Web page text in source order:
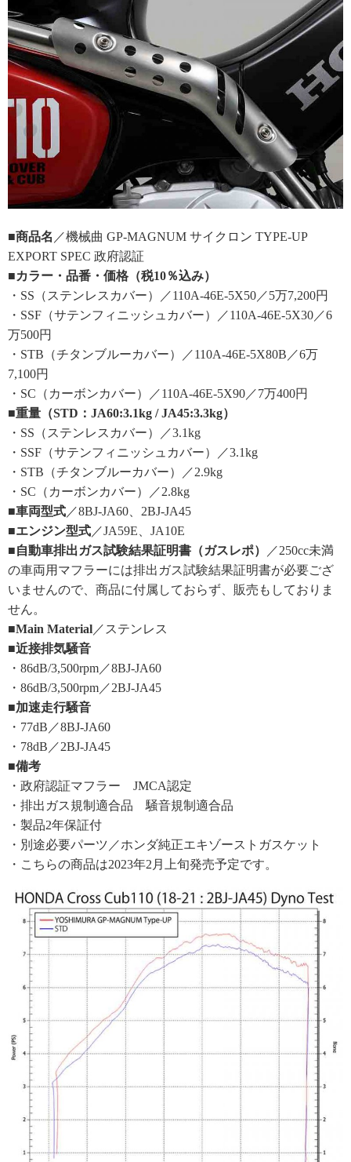
■商品名 ／機械曲 GP-MAGNUM サイクロン TYPE-UP
EXPORT SPEC 政府認証
■カラー・品番・価格（税10％込み）
・SS（ステンレスカバー）／110A-46E-5X50／5万7,200円
・SSF（サテンフィニッシュカバー）／110A-46E-5X30／6
万500円
・STB（チタンブルーカバー）／110A-46E-5X80B／6万
7,100円
・SC（カーボンカバー）／110A-46E-5X90／7万400円
■重量（STD：JA60:3.1kg / JA45:3.3kg）
・SS（ステンレスカバー）／3.1kg
・SSF（サテンフィニッシュカバー）／3.1kg
・STB（チタンブルーカバー）／2.9kg
・SC（カーボンカバー）／2.8kg
■車両型式 ／8BJ-JA60、2BJ-JA45
■エンジン型式 ／JA59E、JA10E
■自動車排出ガス試験結果証明書（ガスレポ）
／250cc未満
の車両用マフラーには排出ガス試験結果証明書が必要ござ
いませんので、商品に付属しておらず、販売もしておりま
せん。
■Main Material ／ステンレス
■近接排気騒音
・86dB/3,500rpm／8BJ-JA60
・86dB/3,500rpm／2BJ-JA45
■加速走行騒音
・77dB／8BJ-JA60
・78dB／2BJ-JA45
■備考
・政府認証マフラー JMCA認定
・排出ガス規制適合品 騒音規制適合品
・製品2年保証付
・別途必要パーツ／ホンダ純正エキゾーストガスケット
・こちらの商品は2023年2月上旬発売予定です。